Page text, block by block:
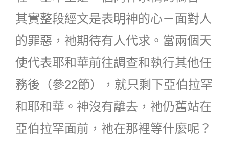
其實整段經文是表明神的心－面對人
的罪惡，祂期待有人代求。當兩個天
使代表耶和華前往調查和執行其他任
務後（參22節），就只剩下亞伯拉罕
和耶和華。神沒有離去，祂仍舊站在
亞伯拉罕面前，祂在那裡等什麼呢？